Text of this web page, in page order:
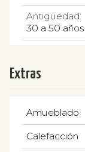
Antigüedad:
30 a 50 años
Extras
Amueblado
Calefacción